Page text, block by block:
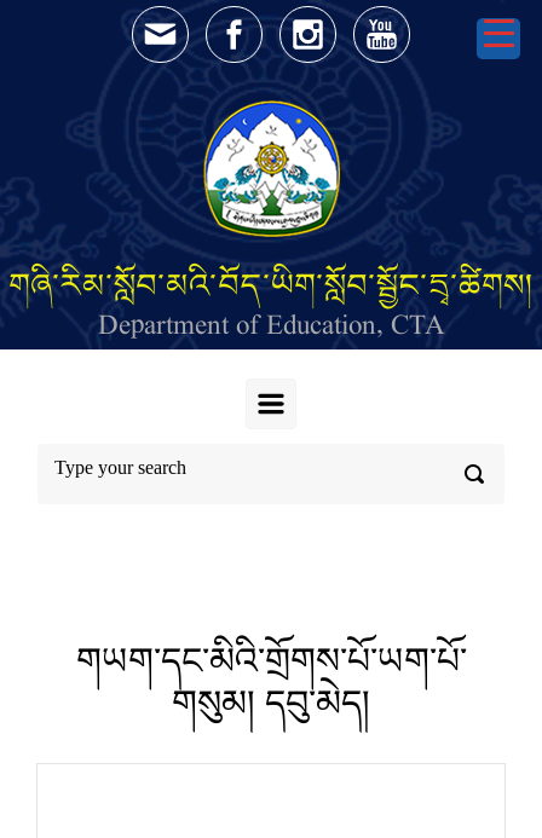
Skip to main content
གཞི་རིམ་སློབ་མའི་བོད་ཡིག་སློབ་སྦྱོང་དྲྭ་ཚིགས།
Department of Education, CTA
གཡག་དང་མིའི་གྲོགས་པོ་ཡག་པོ་
གསུམ། དབུ་མེད།